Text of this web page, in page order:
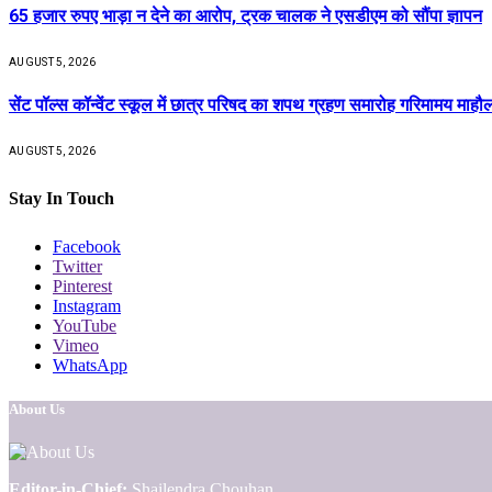
65 हजार रुपए भाड़ा न देने का आरोप, ट्रक चालक ने एसडीएम को सौंपा ज्ञापन
AUGUST 5, 2026
सेंट पॉल्स कॉन्वेंट स्कूल में छात्र परिषद का शपथ ग्रहण समारोह गरिमामय
AUGUST 5, 2026
Stay In Touch
Facebook
Twitter
Pinterest
Instagram
YouTube
Vimeo
WhatsApp
About Us